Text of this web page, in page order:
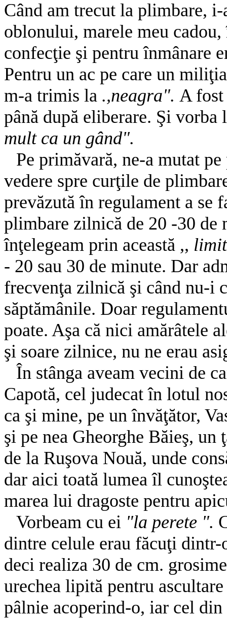
Când am trecut la plimbare,
oblonului, marele meu
confecţie şi pentru înmânare
Pentru un ac pe care un
m-a trimis la .,neagra". A
până după eliberare. Şi
mult ca un gând".
Pe primăvară, ne-a mutat
vedere spre curţile de
prevăzută în regulament a
plimbare zilnică de 20 -30
înţelegeam prin această ,,
- 20 sau 30 de minute. Dar
frecvenţa zilnică şi când nu-i
săptămânile. Doar
poate. Aşa că nici amărâtele
şi soare zilnice, nu ne erau
În stânga aveam vecini de
Capotă, cel judecat în lotul
ca şi mine, pe un învăţător,
şi pe nea Gheorghe Băieş,
de la Ruşova Nouă, unde
dar aici toată lumea îl
marea lui dragoste pentru
Vorbeam cu ei "la perete ".
dintre celule erau făcuţi dintr-
deci realiza 30 de cm.
urechea lipită pentru
pâlnie acoperind-o, iar cel